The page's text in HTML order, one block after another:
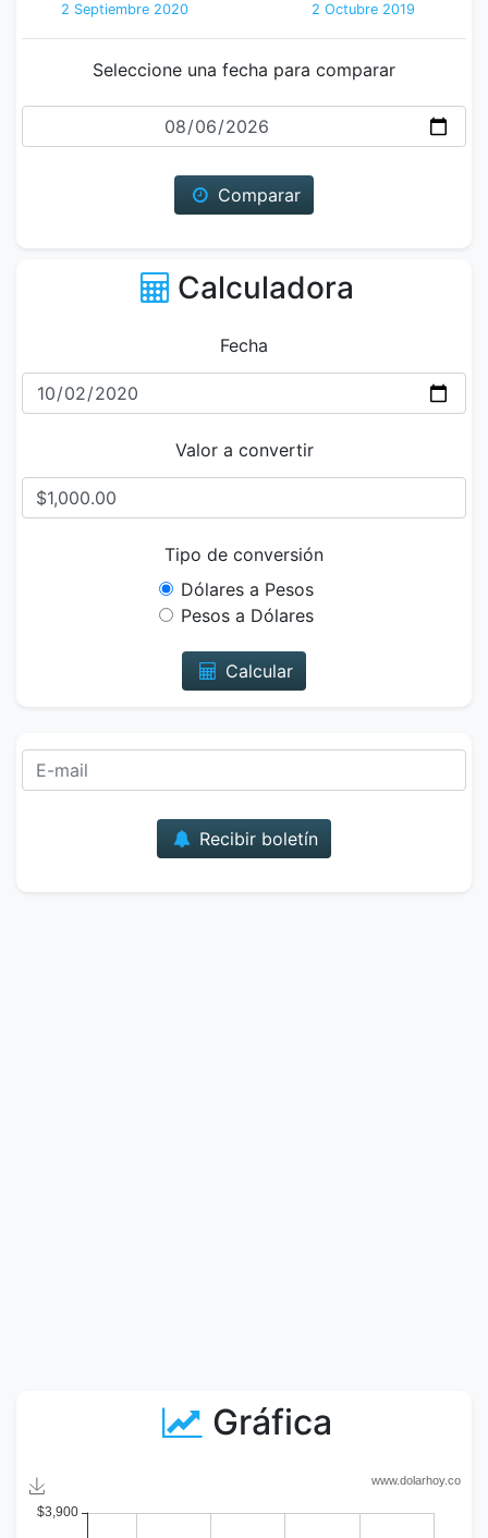
2 Septiembre 2020
2 Octubre 2019
Seleccione una fecha para comparar
Fecha
Comparar
Calculadora
Fecha
Valor a convertir
Tipo de conversión
Dólares a Pesos
Pesos a Dólares
Calcular
Recibir boletín
Gráfica